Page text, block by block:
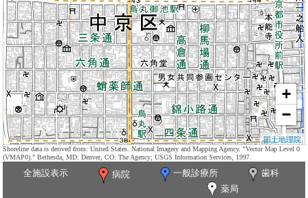
+
−
国土地理院
Shoreline data is derived from: United States. National Imagery and Mapping Agency. "Vector Map Level 0
(VMAP0)." Bethesda, MD: Denver, CO: The Agency; USGS Information Services, 1997.
全施設表示 病院 一般診療所
歯科
薬局